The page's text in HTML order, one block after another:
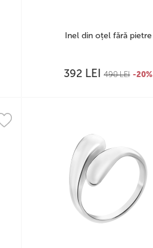
Inel din oțel fără pietre
392 LEI 490LEI -20%